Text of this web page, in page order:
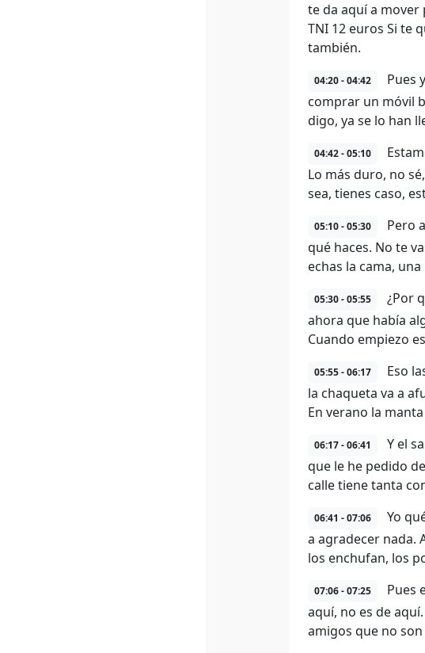
te da aquí a mover
TNI 12 euros Si te
también.
04:20 - 04:42
Pues
comprar un móvil
digo, ya se lo han
04:42 - 05:10
Lo más duro, no
sea, tienes caso,
05:10 - 05:30
Pero
qué haces. No te
echas la cama,
05:30 - 05:55
¿Por
ahora que había
Cuando empiezo
05:55 - 06:17
Eso
la chaqueta va a
En verano la
06:17 - 06:41
Y el
que le he pedido
calle tiene tanta
06:41 - 07:06
Yo
a agradecer nada.
los enchufan, los
07:06 - 07:25
Pues
aquí, no es de
amigos que no